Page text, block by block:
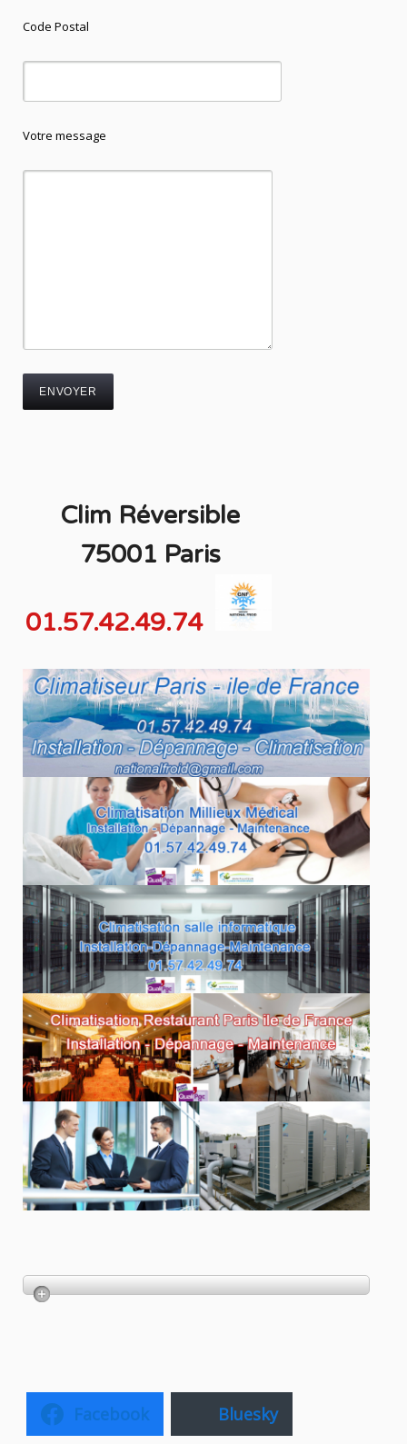
Code Postal
Votre message
Clim Réversible
75001 Paris
01.57.42.49.74
Facebook Bluesky